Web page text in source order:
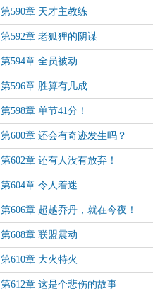
第590章 天才主教练
第592章 老狐狸的阴谋
第594章 全员被动
第596章 胜算有几成
第598章 单节41分！
第600章 还会有奇迹发生吗？
第602章 还有人没有放弃！
第604章 令人着迷
第606章 超越乔丹，就在今夜！
第608章 联盟震动
第610章 大火特火
第612章 这是个悲伤的故事